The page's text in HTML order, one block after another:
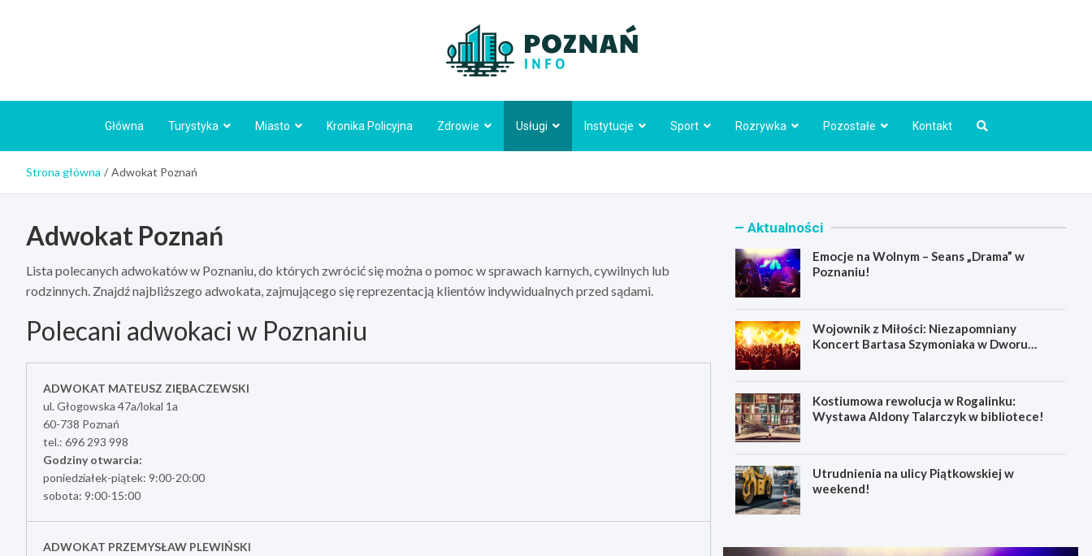
Główna Turystyka Miasto Kronika Policyjna Zdrowie Usługi Instytucje Sport Rozrywka Pozostałe Kontakt
Strona główna Adwokat Poznań
Adwokat Poznań
Lista polecanych adwokatów w Poznaniu, do których zwrócić się można o pomoc w sprawach karnych, cywilnych lub
rodzinnych. Znajdź najbliższego adwokata, zajmującego się reprezentacją klientów indywidualnych przed sądami.
Polecani adwokaci w Poznaniu
ADWOKAT MATEUSZ ZIĘBACZEWSKI
ul. Głogowska 47a/lokal 1a
60-738 Poznań
tel.: 696 293 998
Godziny otwarcia:
poniedziałek-piątek: 9:00-20:00
sobota: 9:00-15:00
ADWOKAT PRZEMYSŁAW PLEWIŃSKI
Aktualności
Emocje na Wolnym – Seans „Drama” w
Poznaniu!
Wojownik z Miłości: Niezapomniany
Koncert Bartasa Szymoniaka w Dworu
Kostiumowa rewolucja w Rogalinku:
Wystawa Aldony Talarczyk w bibliotece!
Utrudnienia na ulicy Piątkowskiej w
weekend!